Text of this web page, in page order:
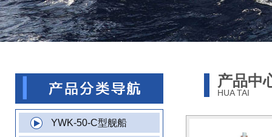
YWK-50-C型舰船
产品中
HUA TAI